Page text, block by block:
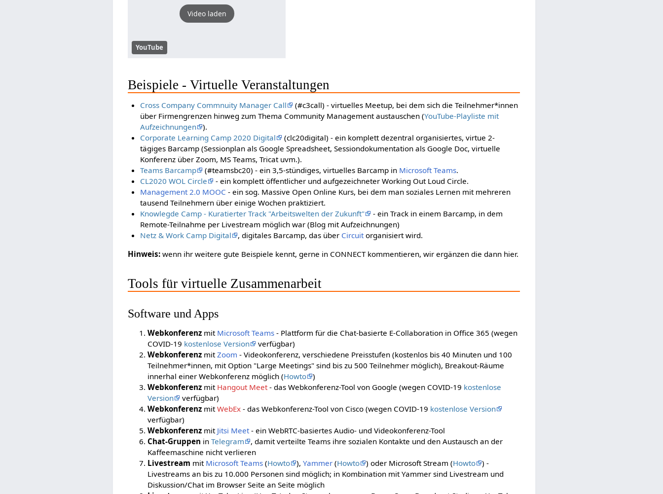
Video laden
YouTube
Beispiele - Virtuelle Veranstaltungen
Cross Company Commnuity Manager Call
(#c3call) - virtuelles Meetup, bei dem sich die Teilnehmer*innen
über Firmengrenzen hinweg zum Thema Community Management austauschen (YouTube-Playliste mit
Aufzeichnungen
).
Corporate Learning Camp 2020 Digital
(clc20digital) - ein komplett dezentral organisiertes, virtue 2-
tägiges Barcamp (Sessionplan als Google Spreadsheet, Sessiondokumentation als Google Doc, virtuelle
Konferenz über Zoom, MS Teams, Tricat uvm.).
Teams Barcamp
(#teamsbc20) - ein 3,5-stündiges, virtuelles Barcamp in Microsoft Teams.
CL2020 WOL Circle
- ein komplett öffentlicher und aufgezeichneter Working Out Loud Circle.
Management 2.0 MOOC - ein sog. Massive Open Online Kurs, bei dem man soziales Lernen mit mehreren
tausend Teilnehmern über einige Wochen praktiziert.
Knowlegde Camp - Kuratierter Track "Arbeitswelten der Zukunft"
- ein Track in einem Barcamp, in dem
Remote-Teilnahme per Livestream möglich war (Blog mit Aufzeichnungen)
Netz & Work Camp Digital
, digitales Barcamp, das über Circuitorganisiert wird.
Hinweis: wenn ihr weitere gute Beispiele kennt, gerne in CONNECT kommentieren, wir ergänzen die dann hier.
Tools für virtuelle Zusammenarbeit
Software und Apps
Webkonferenz mit Microsoft Teams - Plattform für die Chat-basierte E-Collaboration in Office 365 (wegen
COVID-19 kostenlose Version
verfügbar)
Webkonferenz mitZoom - Videokonferenz, verschiedene Preisstufen (kostenlos bis 40 Minuten und 100
Teilnehmer*innen, mit Option "Large Meetings" sind bis zu 500 Teilnehmer möglich), Breakout-Räume
innerhal einer Webkonferenz möglich (Howto
)
Webkonferenz mit Hangout Meet- das Webkonferenz-Tool von Google (wegen COVID-19 kostenlose
Version
verfügbar)
Webkonferenz mitWebEx - das Webkonferenz-Tool von Cisco (wegen COVID-19 kostenlose Version
verfügbar)
Webkonferenz mit Jitsi Meet- ein WebRTC-basiertes Audio- und Videokonferenz-Tool
Chat-Gruppen inTelegram
, damit verteilte Teams ihre sozialen Kontakte und den Austausch an der
Kaffeemaschine nicht verlieren
Livestream mit Microsoft Teams (Howto ),Yammer (Howto ) oder Microsoft Stream (Howto
) -
Livestreams an bis zu 10.000 Personen sind möglich; in Kombination mit Yammer sind Livestream und
Diskussion/Chat im Browser Seite an Seite möglich